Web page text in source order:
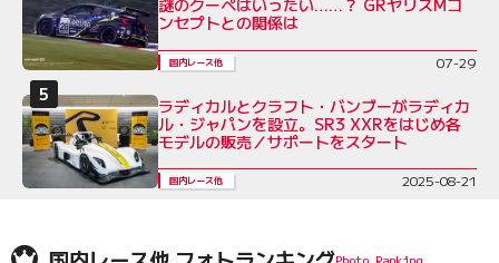
謎のクーペはいったい……？ GRヤリスMコ
ンセプトとの関係は
国内レース他 07-29
ラディカルとクラフト・バンブーがラディカ
ル・ジャパンを設立。SR3 XXRをはじめ各
モデルの販売／サポートをスタート
国内レース他 2025-08-21